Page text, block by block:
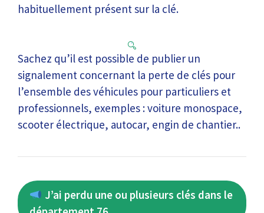
habituellement présent sur la clé.
Sachez qu’il est possible de publier un
signalement concernant la perte de clés pour
l’ensemble des véhicules pour particuliers et
professionnels, exemples : voiture monospace,
scooter électrique, autocar, engin de chantier..
J’ai perdu une ou plusieurs clés dans le